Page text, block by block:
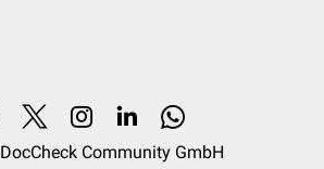
DocCheck Community GmbH